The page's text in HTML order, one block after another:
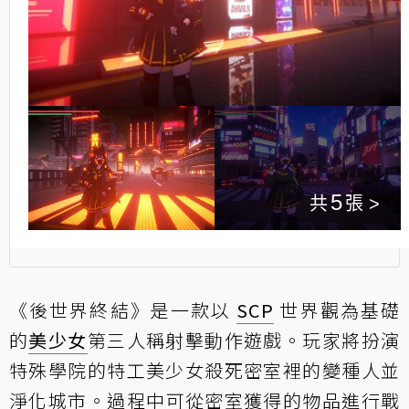
5
《後世界終結》是一款以 SCP 世界觀為基礎
的美少女第三人稱射擊動作遊戲。玩家將扮演
特殊學院的特工美少女殺死密室裡的變種人並
淨化城市。過程中可從密室獲得的物品進行戰